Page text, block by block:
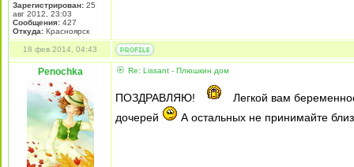
Зарегистрирован: 25
авг 2012, 23:03
Сообщения: 427
Откуда: Красноярск
18 фев 2014, 04:43
Penochka Re: Lissant - Плюшкин дом
ПОЗДРАВЛЯЮ!
Легкой вам
дочерей
А остальных не принимайте